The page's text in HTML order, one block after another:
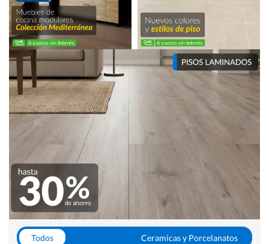
Todos
Ceramicas y Porcelanatos